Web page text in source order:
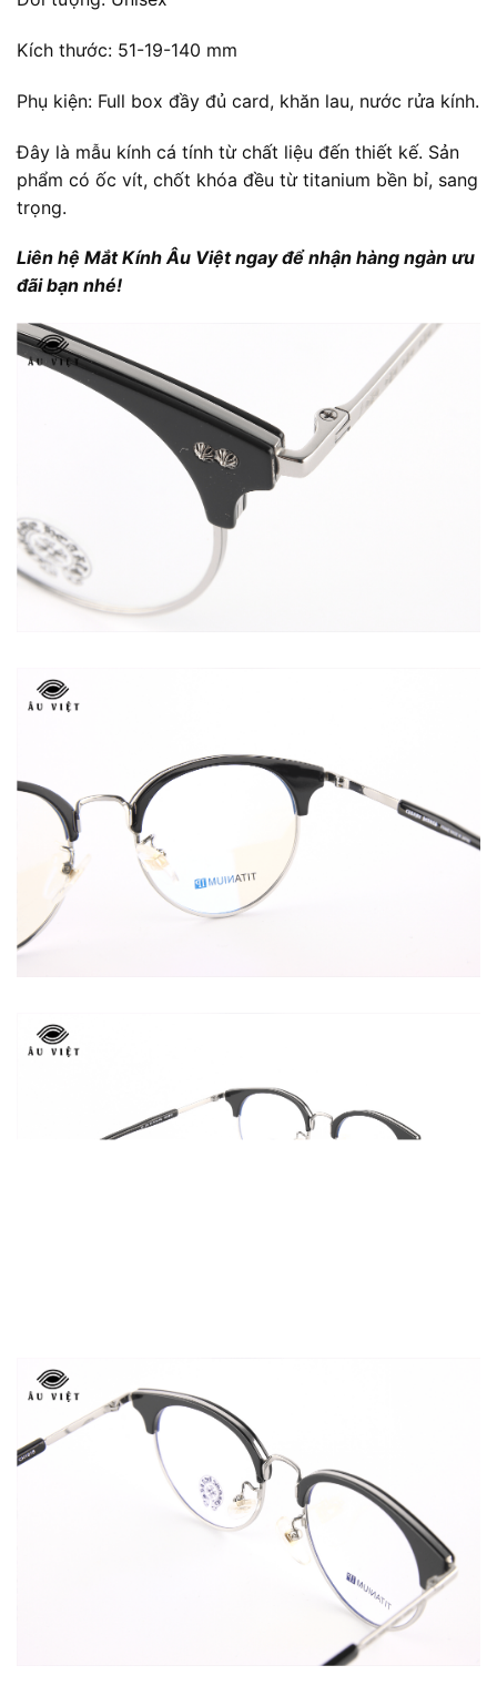
Kích thước: 51-19-140 mm
Phụ kiện: Full box đầy đủ card, khăn lau, nước rửa kính.
Đây là mẫu kính cá tính từ chất liệu đến thiết kế. Sản
phẩm có ốc vít, chốt khóa đều từ titanium bền bỉ, sang
trọng.
Liên hệ Mắt Kính Âu Việt ngay để nhận hàng ngàn ưu
đãi bạn nhé!